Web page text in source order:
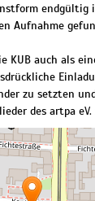
endgültig
Aufnahme
KUB auch als
zu setzten
des artpa